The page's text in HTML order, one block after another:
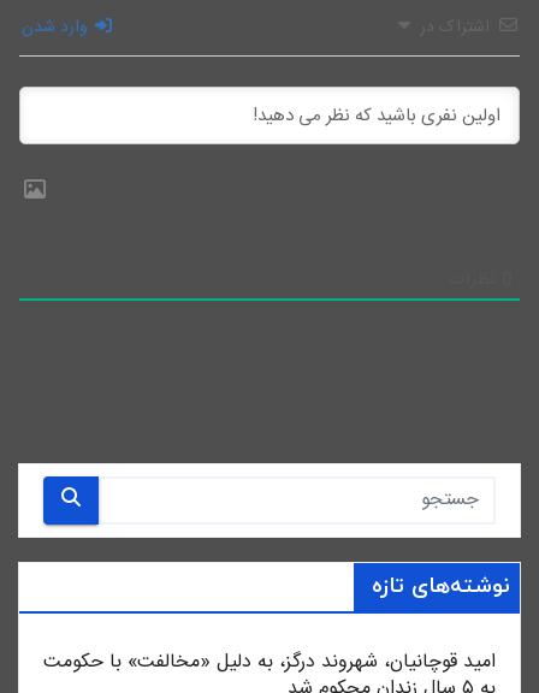
اشتراک در وارد شدن
نوشته‌های تازه
امید قوچانیان، شهروند درگز، به دلیل «مخالفت» با حکومت